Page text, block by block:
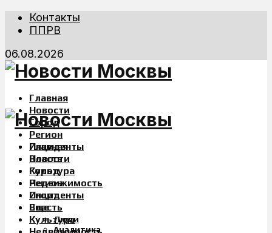
Контакты
ППРВ
06.08.2026
Главная
Новости
Город
Регион
Инциденты
Власть
Культура
Недвижимость
Спорт
Еще
Люди
Аналитика
Главная
Новости
Город
Регион
Инциденты
Власть
Культура